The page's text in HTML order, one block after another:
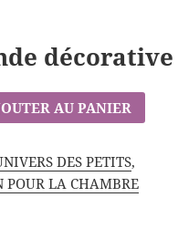
décorative
AU PANIER
DES PETITS,
POUR LA CHAMBRE